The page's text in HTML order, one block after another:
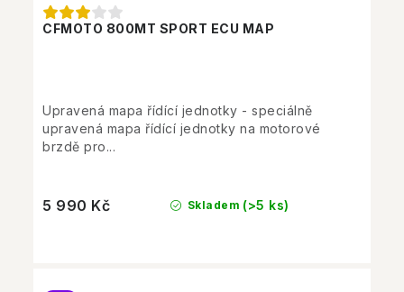
CFMOTO 800MT SPORT ECU MAP
Skladem (>5 ks)
5 990 Kč
Upravená mapa řídící jednotky - speciálně
upravená mapa řídící jednotky na motorové
brzdě pro...